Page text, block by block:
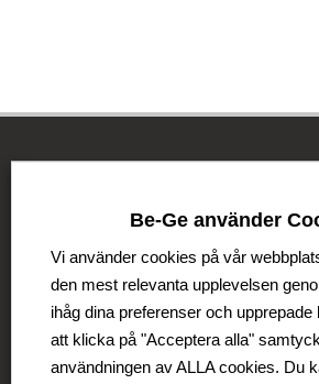
Be-Ge Koncernen
Be-Ge Koncernen är en familjeägd
verksamhet i Sverige, Danmark,
Litauen, Nederländerna och
omfattar affärsområdena Be-Ge
Be-Ge Component Division och Be-
Division.
Be-Ge använder
Vi använder cookies på vår
den mest relevanta upplevelsen
ihåg dina preferenser och
att klicka på "Acceptera alla"
användningen av ALLA cookies. Du